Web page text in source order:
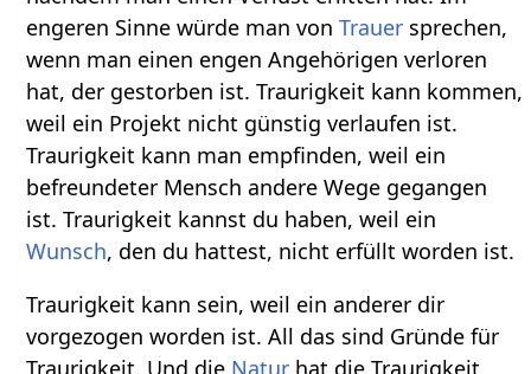
engeren Sinne würde man vonTrauer sprechen,
wenn man einen engen Angehörigen verloren
hat, der gestorben ist. Traurigkeit kann kommen,
weil ein Projekt nicht günstig verlaufen ist.
Traurigkeit kann man empfinden, weil ein
befreundeter Mensch andere Wege gegangen
ist. Traurigkeit kannst du haben, weil ein
Wunsch, den du hattest, nicht erfüllt worden ist.
Traurigkeit kann sein, weil ein anderer dir
vorgezogen worden ist. All das sind Gründe für